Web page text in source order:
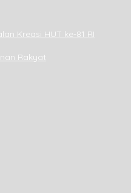
Kreasi HUT ke-81 RI
Rakyat